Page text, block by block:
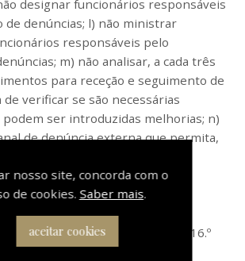
designar funcionários responsáveis
denúncias; l) não ministrar
responsáveis pelo
m) não analisar, a cada três
para receção e seguimento de
de verificar se são necessárias
podem ser introduzidas melhorias; n)
de denúncia externa que permita,
apresentação de denúncias por
com identificação do
o) recusar reunião
denunciante; p) não publicar os
nas alíneas a) a h) do artigo 16.º
em secção separada, facilmente
nosso site, concorda com o
de cookies. Saber mais.
aceitar cookies